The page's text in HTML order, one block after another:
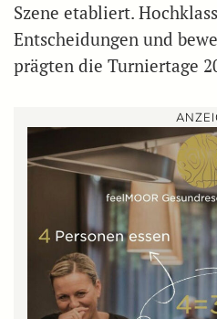
Szene etabliert.
Entscheidungen und
prägten die Turniertage